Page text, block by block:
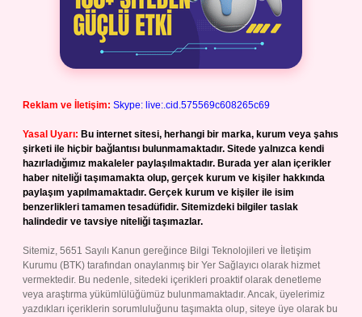
Reklam ve İletişim: Skype: live:.cid.575569c608265c69
Yasal Uyarı: Bu internet sitesi, herhangi bir marka, kurum veya şahıs
şirketi ile hiçbir bağlantısı bulunmamaktadır. Sitede yalnızca kendi
hazırladığımız makaleler paylaşılmaktadır. Burada yer alan içerikler
haber niteliği taşımamakta olup, gerçek kurum ve kişiler hakkında
paylaşım yapılmamaktadır. Gerçek kurum ve kişiler ile isim
benzerlikleri tamamen tesadüfidir. Sitemizdeki bilgiler taslak
halindedir ve tavsiye niteliği taşımazlar.
Sitemiz, 5651 Sayılı Kanun gereğince Bilgi Teknolojileri ve İletişim
Kurumu (BTK) tarafından onaylanmış bir Yer Sağlayıcı olarak hizmet
vermektedir. Bu nedenle, sitedeki içerikleri proaktif olarak denetleme
veya araştırma yükümlülüğümüz bulunmamaktadır. Ancak, üyelerimiz
yazdıkları içeriklerin sorumluluğunu taşımakta olup, siteye üye olarak bu